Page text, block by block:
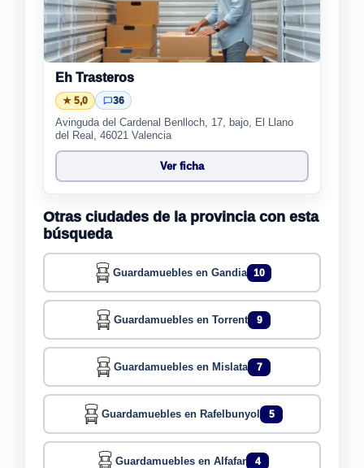
Eh Trasteros
★ 5,0
36
Avinguda del Cardenal Benlloch, 17, bajo, El Llano
del Real, 46021 Valencia
Ver ficha
Otras ciudades de la provincia con esta
búsqueda
Guardamuebles en Gandia 10
Guardamuebles en Torrent 9
Guardamuebles en Mislata 7
Guardamuebles en Rafelbunyol 5
Guardamuebles en Alfafar 4